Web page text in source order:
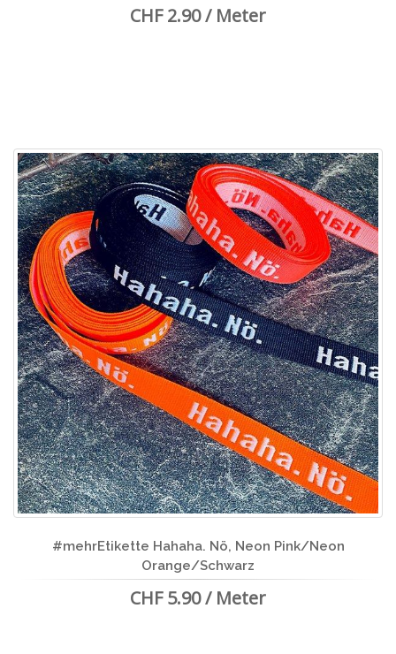
CHF 2.90 / Meter
#mehrEtikette Hahaha. Nö, Neon Pink/Neon
Orange/Schwarz
CHF 5.90 / Meter